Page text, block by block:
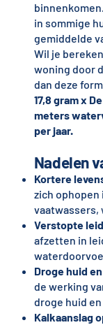
in sommige
gemiddelde
Wil je
woning door
dan deze
17,8 gram x
meters
per jaar.
Nadelen
Kortere
zich ophopen
vaatwassers,
Verstopte
afzetten in
Droge huid
de werking
droge huid
Kalkaanslag